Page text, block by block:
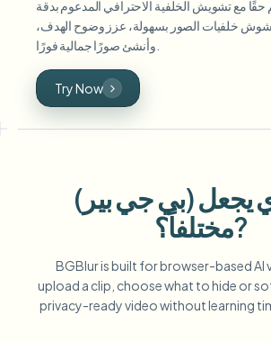
حقًا مع تشويش الخلفية الاحترافي المدعوم بدقة
شوش خلفيات الصور بسهولة، عزز وضوح الهدف،
Try Now
يجعل (بي جي بير)
مختلفاً؟?
BGBlur is built for browser-based AI
upload a clip, choose what to hide or
privacy-ready video without learning